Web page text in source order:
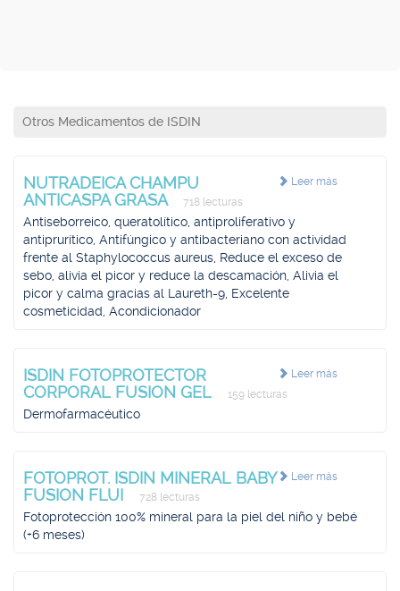
Otros Medicamentos de ISDIN
Leer más
NUTRADEICA CHAMPU
ANTICASPA GRASA
718 lecturas
Antiseborreico, queratolítico, antiproliferativo y
antiprurítico, Antifúngico y antibacteriano con actividad
frente al Staphylococcus aureus, Reduce el exceso de
sebo, alivia el picor y reduce la descamación, Alivia el
picor y calma gracias al Laureth-9, Excelente
cosmeticidad, Acondicionador
Leer más
ISDIN FOTOPROTECTOR
CORPORAL FUSION GEL
159 lecturas
Dermofarmacéutico
Leer más
FOTOPROT. ISDIN MINERAL BABY
FUSION FLUI
728 lecturas
Fotoprotección 100% mineral para la piel del niño y bebé
(+6 meses)